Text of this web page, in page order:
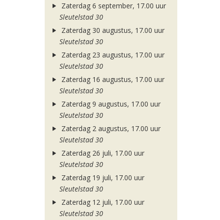
Zaterdag 6 september, 17.00 uur
Sleutelstad 30
Zaterdag 30 augustus, 17.00 uur
Sleutelstad 30
Zaterdag 23 augustus, 17.00 uur
Sleutelstad 30
Zaterdag 16 augustus, 17.00 uur
Sleutelstad 30
Zaterdag 9 augustus, 17.00 uur
Sleutelstad 30
Zaterdag 2 augustus, 17.00 uur
Sleutelstad 30
Zaterdag 26 juli, 17.00 uur
Sleutelstad 30
Zaterdag 19 juli, 17.00 uur
Sleutelstad 30
Zaterdag 12 juli, 17.00 uur
Sleutelstad 30